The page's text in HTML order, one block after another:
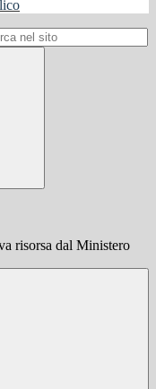
risorsa dal Ministero